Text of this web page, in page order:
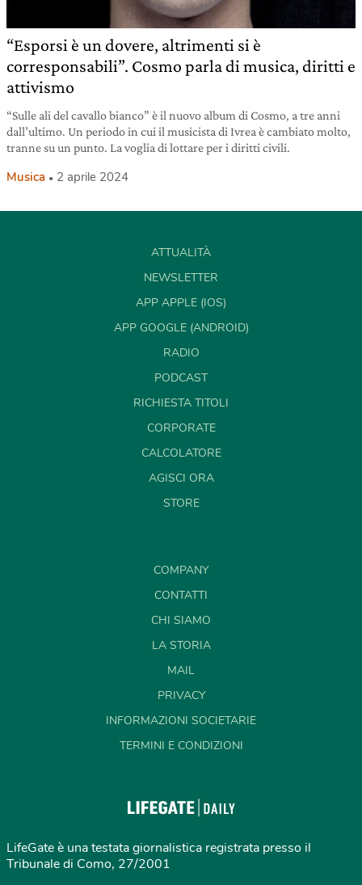
“Esporsi è un dovere, altrimenti si è
corresponsabili”. Cosmo parla di musica, diritti e
attivismo
“Sulle ali del cavallo bianco” è il nuovo album di Cosmo, a tre anni
dall’ultimo. Un periodo in cui il musicista di Ivrea è cambiato molto,
tranne su un punto. La voglia di lottare per i diritti civili.
Musica 2 aprile 2024
ATTUALITÀ
NEWSLETTER
APP APPLE (IOS)
APP GOOGLE (ANDROID)
RADIO
PODCAST
RICHIESTA TITOLI
CORPORATE
CALCOLATORE
AGISCI ORA
STORE
COMPANY
CONTATTI
CHI SIAMO
LA STORIA
MAIL
PRIVACY
INFORMAZIONI SOCIETARIE
TERMINI E CONDIZIONI
LifeGate è una testata giornalistica registrata presso il
Tribunale di Como, 27/2001